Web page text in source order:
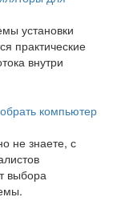
установки
практические
внутри
компьютер
не знаете, с
выбора